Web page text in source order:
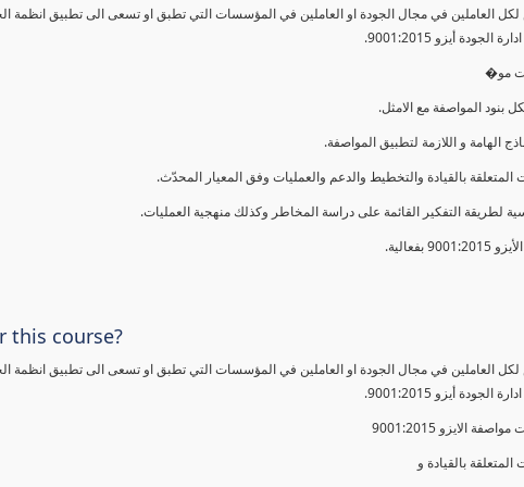
العاملين في مجال الجودة او العاملين في المؤسسات التي تطبق او تسعى الى تطبيق انظمة
أيزو 9001:2015.
مو�
بنود المواصفة مع الامثل.
الهامة و اللازمة لتطبيق المواصفة.
المتعلقة بالقيادة والتخطيط والدعم والعمليات وفق المعيار المحدّث.
لطريقة التفكير القائمة على دراسة المخاطر وكذلك منهجية العمليات.
بفعالية.
this course?
العاملين في مجال الجودة او العاملين في المؤسسات التي تطبق او تسعى الى تطبيق انظمة
أيزو 9001:2015.
الايزو 9001:2015
المتعلقة بالقيادة و